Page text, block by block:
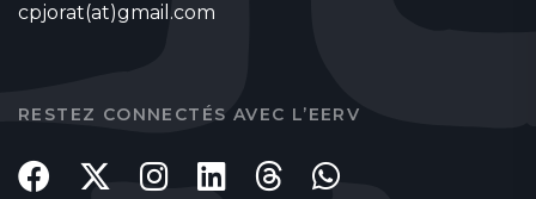
cpjorat(at)gmail.com
RESTEZ CONNECTÉS AVEC L’EERV